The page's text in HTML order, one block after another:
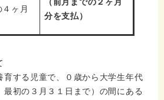
４ヶ月
分を支払）
育する児童で、０歳から大学生年代
最初の３月３１日まで）の間にある